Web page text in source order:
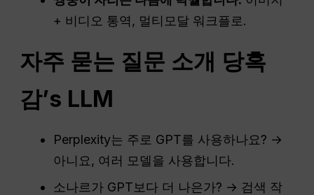
+ 비디오 통역, 멀티모달 워크플로.
자주 묻는 질문 소개 당혹
감’s LLM
Perplexity는 주로 GPT를 사용하나요? →
아니요, 여러 모델을 사용합니다.
소나르가 GPT보다 더 나은가? → 검색 작